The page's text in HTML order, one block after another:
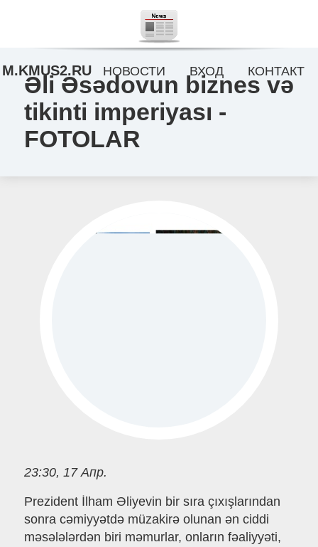
Əli Əsədovun biznes və
tikinti imperiyası -
FOTOLAR
23:30, 17 Апр.
Prezident İlham Əliyevin bir sıra çıxışlarından
sonra cəmiyyətdə müzakirə olunan ən ciddi
məsələlərdən biri məmurlar, onların fəaliyyəti,
M.KMUS2.RU НОВОСТИ ВХОД КОНТАКТ